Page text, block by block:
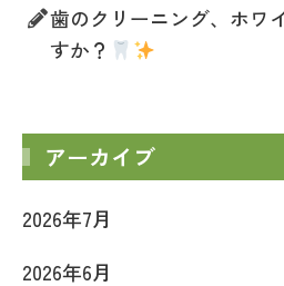
歯のクリーニング、ホワ
すか？
アーカイブ
2026年7月
2026年6月